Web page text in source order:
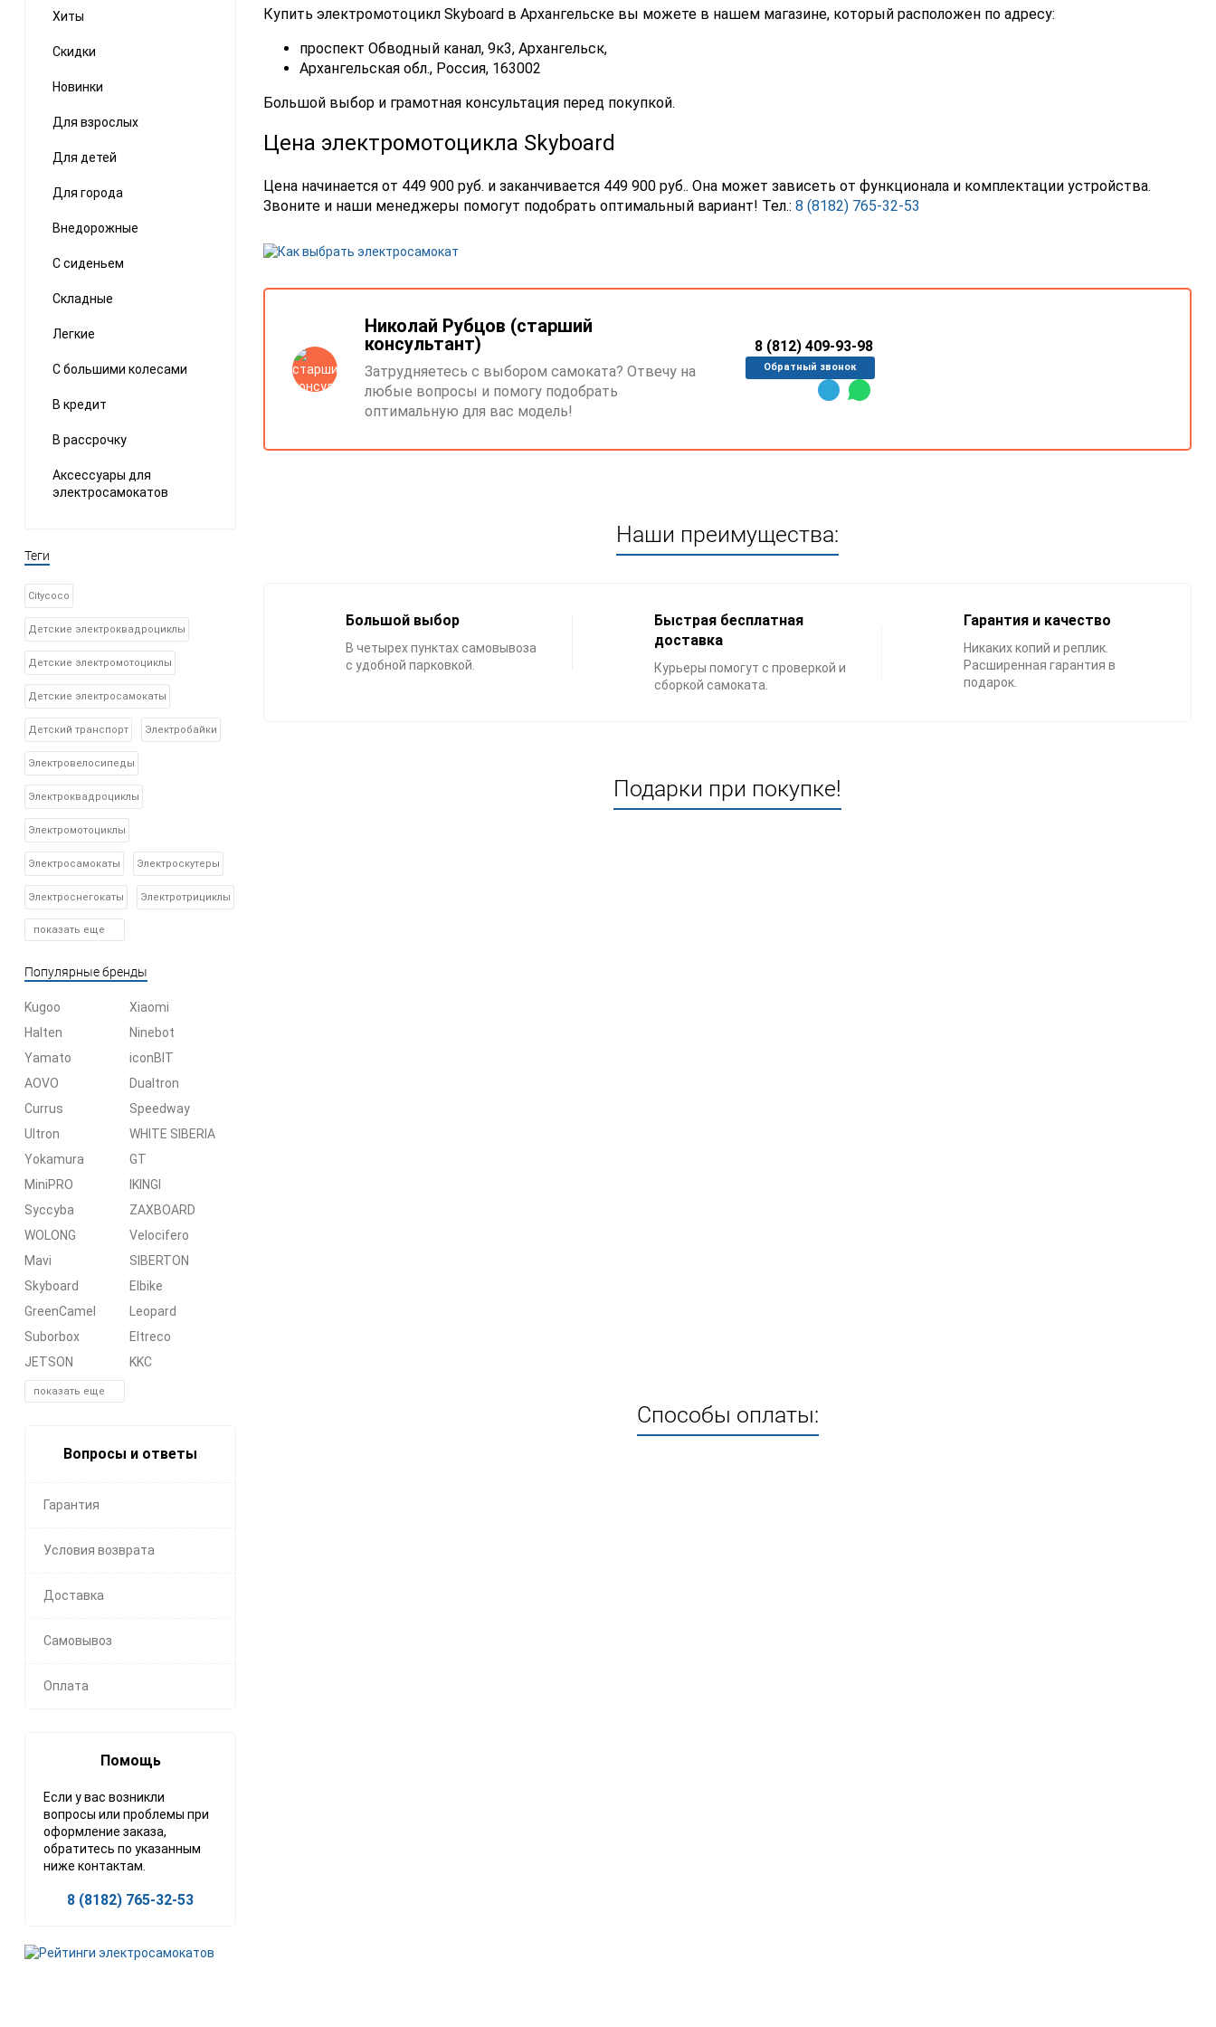
Хиты
Скидки
Новинки
Для взрослых
Для детей
Для города
Внедорожные
С сиденьем
Складные
Легкие
С большими колесами
В кредит
В рассрочку
Аксессуары для
электросамокатов
Теги
Citycoco
Детские электроквадроциклы
Детские электромотоциклы
Детские электросамокаты
Детский транспорт Электробайки
Электровелосипеды
Электроквадроциклы
Электромотоциклы
Электросамокаты Электроскутеры
Электроснегокаты Электротрициклы
показать еще
Популярные бренды
Kugoo
Xiaomi
Halten
Ninebot
Yamato
iconBIT
AOVO
Dualtron
Currus
Speedway
Ultron
WHITE SIBERIA
Yokamura
GT
MiniPRO
IKINGI
Syccyba
ZAXBOARD
WOLONG
Velocifero
Mavi
SIBERTON
Skyboard
Elbike
GreenCamel
Leopard
Suborbox
Eltreco
JETSON
KKC
показать еще
Вопросы и ответы
Гарантия
Условия возврата
Доставка
Самовывоз
Оплата
Помощь
Если у вас возникли
вопросы или проблемы при
оформление заказа,
обратитесь по указанным
ниже контактам.
8 (8182) 765-32-53
Купить электромотоцикл Skyboard в Архангельске вы можете в нашем магазине, который расположен по адресу:
проспект Обводный канал, 9к3, Архангельск,
Архангельская обл., Россия, 163002
Большой выбор и грамотная консультация перед покупкой.
Цена электромотоцикла Skyboard
Цена начинается от 449 900 руб. и заканчивается 449 900 руб.. Она может зависеть от функционала и комплектации устройства.
Звоните и наши менеджеры помогут подобрать оптимальный вариант! Тел.: 8 (8182) 765-32-53
Николай Рубцов (старший
консультант)
Затрудняетесь с выбором самоката? Отвечу на
любые вопросы и помогу подобрать
оптимальную для вас модель!
8 (812) 409-93-98
Обратный звонок
Наши преимущества:
Большой выбор
В четырех пунктах самовывоза
с удобной парковкой.
Быстрая бесплатная
доставка
Курьеры помогут с проверкой и
сборкой самоката.
Гарантия и качество
Никаких копий и реплик.
Расширенная гарантия в
подарок.
Подарки при покупке!
Способы оплаты: